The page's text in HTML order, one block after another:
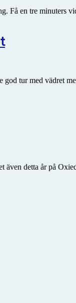
Få en tre minuters
god tur med vädret
detta år på